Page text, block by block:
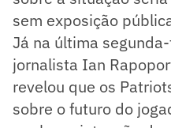
sem exposição
Já na última
jornalista Ian
revelou que os
sobre o futuro do